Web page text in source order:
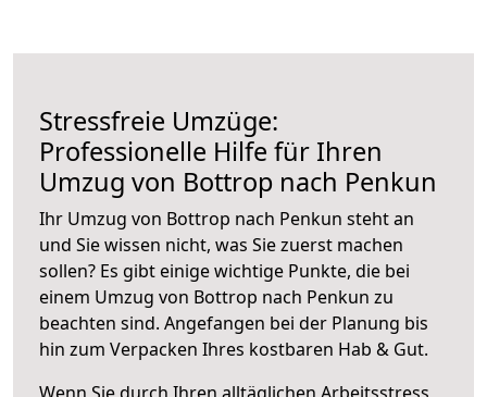
Stressfreie Umzüge:
Professionelle Hilfe für Ihren
Umzug von Bottrop nach Penkun
Ihr Umzug von Bottrop nach Penkun steht an
und Sie wissen nicht, was Sie zuerst machen
sollen? Es gibt einige wichtige Punkte, die bei
einem Umzug von Bottrop nach Penkun zu
beachten sind. Angefangen bei der Planung bis
hin zum Verpacken Ihres kostbaren Hab & Gut.